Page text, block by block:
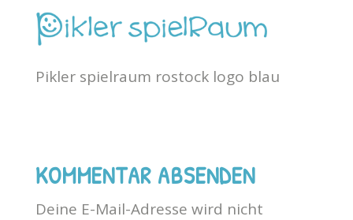
Pikler spielraum rostock logo blau
KOMMENTAR ABSENDEN
Deine E-Mail-Adresse wird nicht